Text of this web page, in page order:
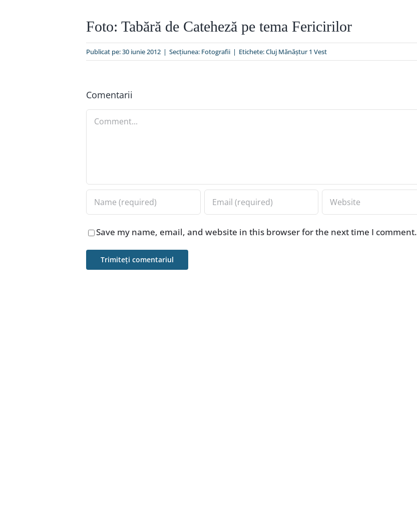
Foto: Tabără de Cateheză pe tema Fericirilor
Publicat pe: 30 iunie 2012 | Secțiunea: Fotografii | Etichete:Cluj Mănăştur 1 Vest
Comentarii
Comment
Save my name, email, and website in this browser for the next time I comment.